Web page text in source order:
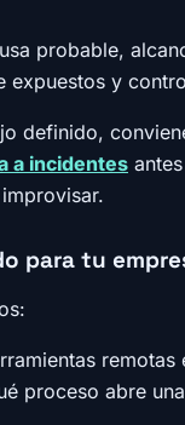
probable,
expuestos y
definido,
a incidentes
para tu
remotas
proceso abre